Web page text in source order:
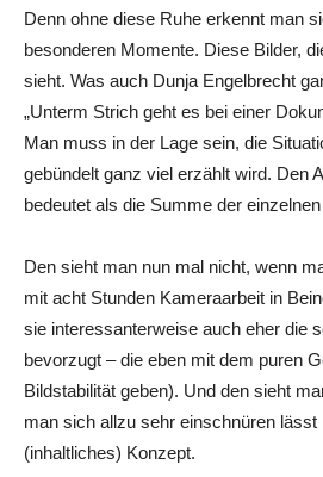
Denn ohne diese Ruhe erkennt man
besonderen Momente. Diese Bilder,
sieht. Was auch Dunja Engelbrecht
„Unterm Strich geht es bei einer
Man muss in der Lage sein, die
gebündelt ganz viel erzählt wird. Den
bedeutet als die Summe der einzelnen
Den sieht man nun mal nicht, wenn
mit acht Stunden Kamera­arbeit in
sie interessanterweise auch eher die
bevorzugt – die eben mit dem puren
Bildstabilität geben). Und den sieht
man sich allzu sehr einschnüren lässt
(inhaltliches) Konzept.